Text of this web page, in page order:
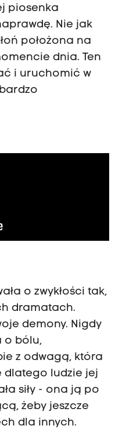
piosenka
Nie jak
położona na
dnia. Ten
i uruchomić w
o zwykłości tak,
dramatach.
demony. Nigdy
o bólu,
z odwagą, która
dlatego ludzie jej
siły - ona ją po
żeby jeszcze
dla innych.